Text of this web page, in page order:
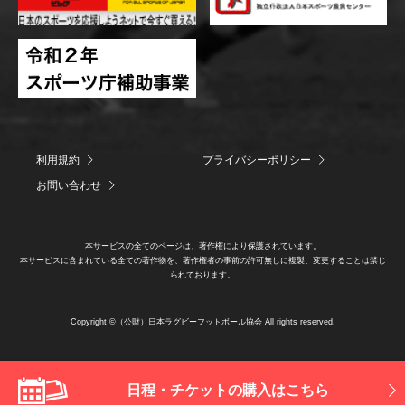
日程・チケットの購入はこちら
利用規約
プライバシーポリシー
お問い合わせ
本サービスの全てのページは、著作権により保護されています。
本サービスに含まれている全ての著作物を、著作権者の事前の許可無しに複製、変更することは禁じ
られております。
Copyright ©（公財）日本ラグビーフットボール協会 All rights reserved.